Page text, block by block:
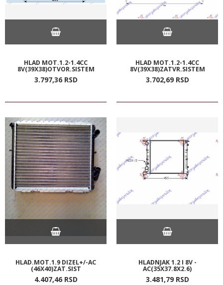
HLAD MOT.1.2-1.4CC
8V(39X38)OTVOR.SISTEM
3.797,36 RSD
HLAD MOT.1.2-1.4CC
8V(39X38)ZATVR.SISTEM
3.702,69 RSD
HLAD.MOT.1.9 DIZEL+/-AC
(46X40)ZAT.SIST
4.407,46 RSD
HLADNJAK 1.2 I 8V -
AC(35X37.8X2.6)
3.481,79 RSD